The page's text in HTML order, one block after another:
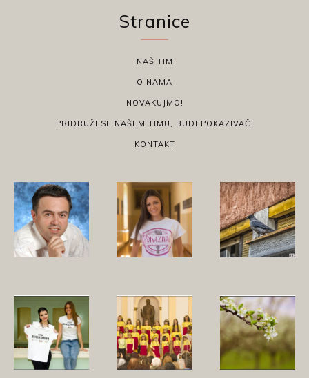
Stranice
NAŠ TIM
O NAMA
NOVAKUJMO!
PRIDRUŽI SE NAŠEM TIMU, BUDI POKAZIVAČ!
KONTAKT